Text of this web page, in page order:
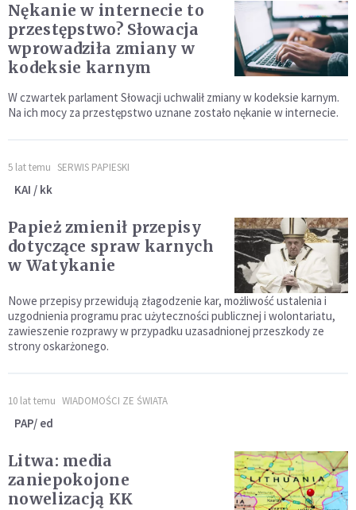
Nękanie w internecie to
przestępstwo? Słowacja
wprowadziła zmiany w
kodeksie karnym
W czwartek parlament Słowacji uchwalił zmiany w kodeksie karnym.
Na ich mocy za przestępstwo uznane zostało nękanie w internecie.
5 lat temu SERWIS PAPIESKI
KAI / kk
Papież zmienił przepisy
dotyczące spraw karnych
w Watykanie
Nowe przepisy przewidują złagodzenie kar, możliwość ustalenia i
uzgodnienia programu prac użyteczności publicznej i wolontariatu,
zawieszenie rozprawy w przypadku uzasadnionej przeszkody ze
strony oskarżonego.
10 lat temu WIADOMOŚCI ZE ŚWIATA
PAP/ ed
Litwa: media
zaniepokojone
nowelizacją KK